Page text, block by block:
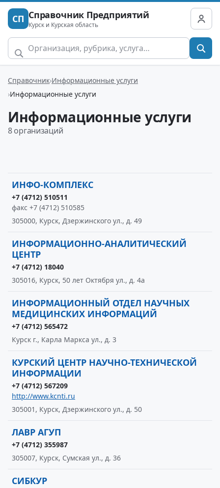
СП Справочник Предприятий
Курск и Курская область
Справочник Информационные услуги
Информационные услуги
Информационные услуги
8 организаций
ИНФО-КОМПЛЕКС
+7 (4712) 510511
факс +7 (4712) 510585
305000, Курск, Дзержинского ул., д. 49
ИНФОРМАЦИОННО-АНАЛИТИЧЕСКИЙ
ЦЕНТР
+7 (4712) 18040
305016, Курск, 50 лет Октября ул., д. 4а
ИНФОРМАЦИОННЫЙ ОТДЕЛ НАУЧНЫХ
МЕДИЦИНСКИХ ИНФОРМАЦИЙ
+7 (4712) 565472
Курск г., Карла Маркса ул., д. 3
КУРСКИЙ ЦЕНТР НАУЧНО-ТЕХНИЧЕСКОЙ
ИНФОРМАЦИИ
+7 (4712) 567209
http://www.kcnti.ru
305001, Курск, Дзержинского ул., д. 50
ЛАВР АГУП
+7 (4712) 355987
305007, Курск, Сумская ул., д. 36
СИБКУР